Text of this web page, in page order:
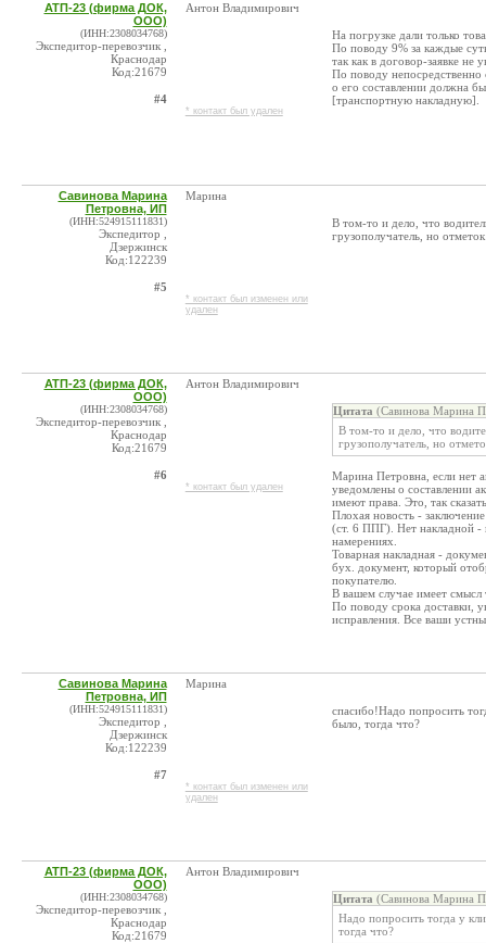
АТП-23 (фирма ДОК,
ООО)
(ИНН:2308034768)
Экспедитор-перевозчик ,
Краснодар
Код:21679
#4
Антон Владимирович
* контакт был удален
На погрузке дали только
По поводу 9% за каждые
так как в договор-заявке не
По поводу непосредственно
о его составлении должна
[транспортную накладную].
Савинова Марина
Петровна, ИП
(ИНН:524915111831)
Экспедитор ,
Дзержинск
Код:122239
#5
Марина
* контакт был изменен или
удален
В том-то и дело, что
грузополучатель, но
АТП-23 (фирма ДОК,
ООО)
(ИНН:2308034768)
Экспедитор-перевозчик ,
Краснодар
Код:21679
#6
Антон Владимирович
* контакт был удален
Цитата (Савинова Марина
В том-то и дело, что
грузополучатель, но
Марина Петровна, если нет
уведомлены о составлении
имеют права. Это, так
Плохая новость -
(ст. 6 ППГ). Нет накладной -
намерениях.
Товарная накладная -
бух. документ, который
покупателю.
В вашем случае имеет смысл
По поводу срока доставки,
исправления. Все ваши
Савинова Марина
Петровна, ИП
(ИНН:524915111831)
Экспедитор ,
Дзержинск
Код:122239
#7
Марина
* контакт был изменен или
удален
спасибо!Надо попросить
было, тогда что?
АТП-23 (фирма ДОК,
ООО)
(ИНН:2308034768)
Экспедитор-перевозчик ,
Краснодар
Код:21679
Антон Владимирович
Цитата (Савинова Марина
Надо попросить тогда у
тогда что?